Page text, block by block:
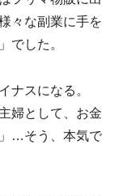
々な副業に手を
でした。
ナスになる。
婦として、お金
…そう、本気で